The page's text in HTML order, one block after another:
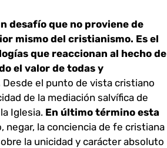
desafío que no proviene de
mismo del cristianismo. Es el
que reaccionan al hecho de
el valor de todas y
Desde el punto de vista cristiano
de la mediación salvífica de
Iglesia. En último término esta
negar, la conciencia de fe cristiana
la unicidad y carácter absoluto